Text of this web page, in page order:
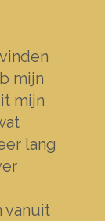
mijn
mijn
lang
vanuit